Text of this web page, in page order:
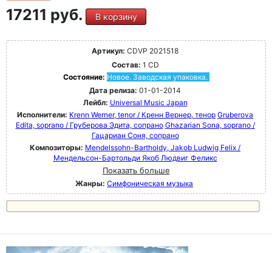
17211 руб. В корзину
Артикул: CDVP 2021518
Состав: 1 CD
Состояние: Новое. Заводская упаковка.
Дата релиза: 01-01-2014
Лейбл: Universal Music Japan
Исполнители: Krenn Werner, tenor / Кренн Вернер, тенор Gruberova
Edita, soprano / Груберова Эдита, сопрано Ghazarian Sona, soprano /
Гацариан Соня, сопрано
Композиторы: Mendelssohn-Bartholdy, Jakob Ludwig Felix /
Мендельсон-Бартольди Якоб Людвиг Феликс
Показать больше
Жанры: Симфоническая музыка